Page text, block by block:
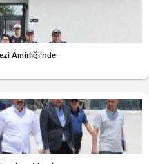
Amirliği’nde